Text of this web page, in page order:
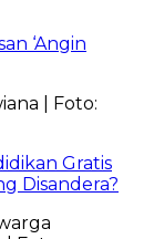
‘Angin
Gratis
Disandera?